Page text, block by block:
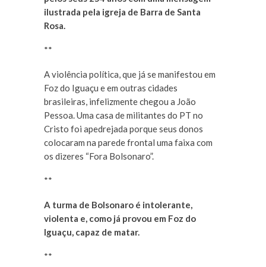
ilustrada pela igreja de Barra de Santa
Rosa.
**
A violência política, que já se manifestou em
Foz do Iguaçu e em outras cidades
brasileiras, infelizmente chegou a João
Pessoa. Uma casa de militantes do PT no
Cristo foi apedrejada porque seus donos
colocaram na parede frontal uma faixa com
os dizeres “Fora Bolsonaro”.
**
A turma de Bolsonaro é intolerante,
violenta e, como já provou em Foz do
Iguaçu, capaz de matar.
**